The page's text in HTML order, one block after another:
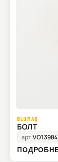
BLUMAQ
БОЛТ
арт.